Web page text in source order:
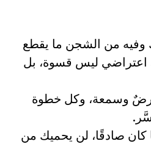
وفيه من الشجن ما يقطع
اعتراضي ليس قسوة، بل
وسمعة، وكل خطوة
كان صادقًا، لن يحميك من